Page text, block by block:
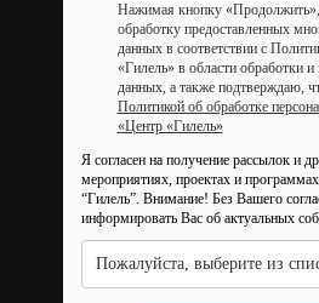
Нажимая кнопку «Продолжить»,
обработку предоставленных
данных в соответствии с
«Гилель» в области обработки
данных, а также подтверждаю,
Политикой об обработке
«Центр «Гилель»
Я согласен на получение рассылок и
мероприятиях, проектах и
“Гилель”. Внимание! Без Вашего
информировать Вас об актуальных
Пожалуйста, выберите из